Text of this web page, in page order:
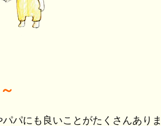
パにも良いことがたくさんあり